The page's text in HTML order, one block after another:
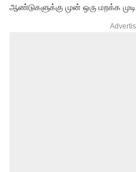
ஆண்டுகளுக்கு முன் ஒரு மறக்க